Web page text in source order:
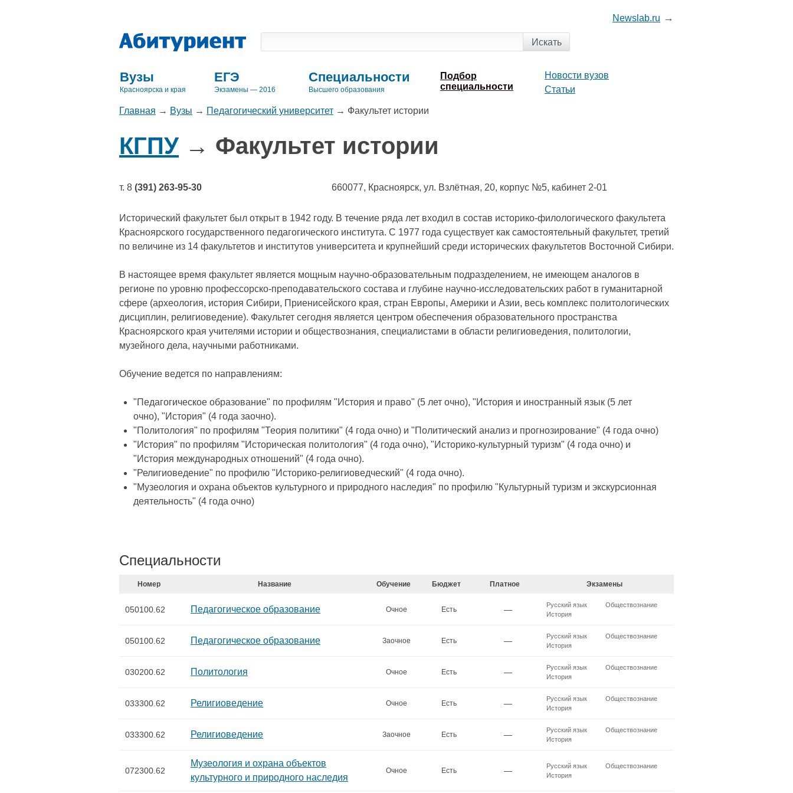
News lab.ru →
Вузы
Красноярска и края
ЕГЭ
Экзамены — 2016
Специальности
Высшего образования
Подбор
специальности
Новости вузов
Статьи
Главная → Вузы → Педагогический университет → Факультет истории
КГПУ → Факультет истории
т. 8 (391) 263-95-30 660077, Красноярск, ул. Взлётная, 20, корпус №5, кабинет 2-01
Исторический факультет был открыт в 1942 году. В течение ряда лет входил в состав историко-филологического факультета
Красноярского государственного педагогического института. С 1977 года существует как самостоятельный факультет, третий
по величине из 14 факультетов и институтов университета и крупнейший среди исторических факультетов Восточной Сибири.
В настоящее время факультет является мощным научно-образовательным подразделением, не имеющем аналогов в
регионе по уровню профессорско-преподавательского состава и глубине научно-исследовательских работ в гуманитарной
сфере (археология, история Сибири, Приенисейского края, стран Европы, Америки и Азии, весь комплекс политологических
дисциплин, религиоведение). Факультет сегодня является центром обеспечения образовательного пространства
Красноярского края учителями истории и обществознания, специалистами в области религиоведения, политологии,
музейного дела, научными работниками.
Обучение ведется по направлениям:
"Педагогическое образование" по профилям "История и право" (5 лет очно), "История и иностранный язык (5 лет
очно), "История" (4 года заочно).
"Политология" по профилям "Теория политики" (4 года очно) и "Политический анализ и прогнозирование" (4 года очно)
"История" по профилям "Историческая политология" (4 года очно), "Историко-культурный туризм" (4 года очно) и
"История международных отношений" (4 года очно).
"Религиоведение" по профилю "Историко-религиоведческий" (4 года очно).
"Музеология и охрана объектов культурного и природного наследия" по профилю "Культурный туризм и экскурсионная
деятельность" (4 года очно)
Специальности
Номер Название Обучение Бюджет Платное Экзамены
050100.62 Педагогическое образование Очное Есть — Русский язык
Обществознание
История
050100.62 Педагогическое образование Заочное Есть — Русский язык
Обществознание
История
030200.62 Политология Очное Есть — Русский язык
Обществознание
История
033300.62 Религиоведение Очное Есть — Русский язык
Обществознание
История
033300.62 Религиоведение Заочное Есть — Русский язык
Обществознание
История
072300.62
Музеология и охрана объектов
культурного и природного наследия
Очное Есть — Русский язык
Обществознание
История